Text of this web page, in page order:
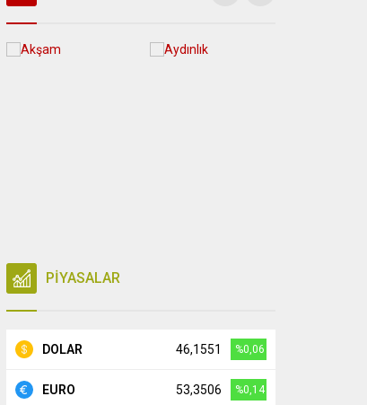
PİYASALAR
DOLAR 46,1551 %0,06
EURO 53,3506 %0,14